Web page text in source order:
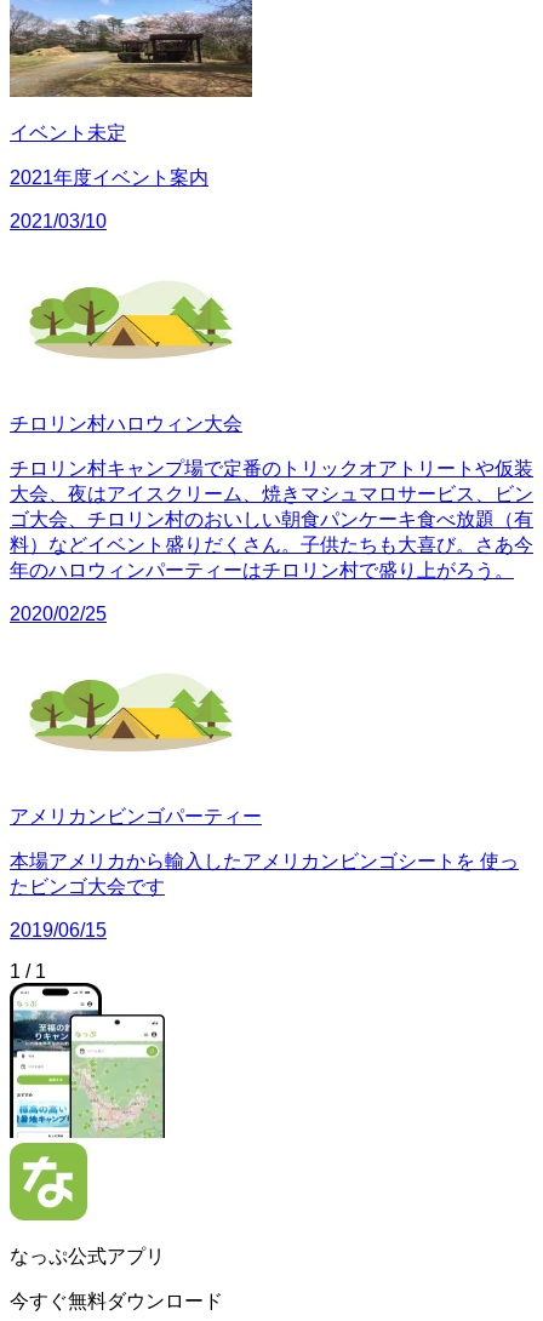
イベント未定
2021年度イベント案内
2021/03/10
チロリン村ハロウィン大会
チロリン村キャンプ場で定番のトリックオアトリートや仮装
大会、夜はアイスクリーム、焼きマシュマロサービス、ビン
ゴ大会、チロリン村のおいしい朝食パンケーキ食べ放題（有
料）などイベント盛りだくさん。子供たちも大喜び。さあ今
年のハロウィンパーティーはチロリン村で盛り上がろう。
2020/02/25
アメリカンビンゴパーティー
本場アメリカから輸入したアメリカンビンゴシートを 使っ
たビンゴ大会です
2019/06/15
1 / 1
なっぷ公式アプリ
今すぐ無料ダウンロード